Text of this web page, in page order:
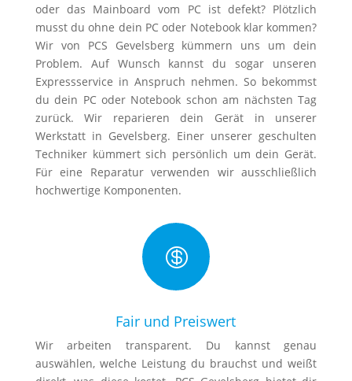
oder das Mainboard vom PC ist defekt? Plötzlich
musst du ohne dein PC oder Notebook klar kommen?
Wir von PCS Gevelsberg kümmern uns um dein
Problem. Auf Wunsch kannst du sogar unseren
Expressservice in Anspruch nehmen. So bekommst
du dein PC oder Notebook schon am nächsten Tag
zurück. Wir reparieren dein Gerät in unserer
Werkstatt in Gevelsberg. Einer unserer geschulten
Techniker kümmert sich persönlich um dein Gerät.
Für eine Reparatur verwenden wir ausschließlich
hochwertige Komponenten.

Fair und Preiswert
Wir arbeiten transparent. Du kannst genau
auswählen, welche Leistung du brauchst und weißt